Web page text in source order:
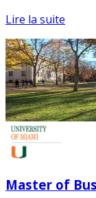
Lire la suite
Master of